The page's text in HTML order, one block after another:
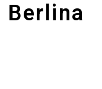
Berlina